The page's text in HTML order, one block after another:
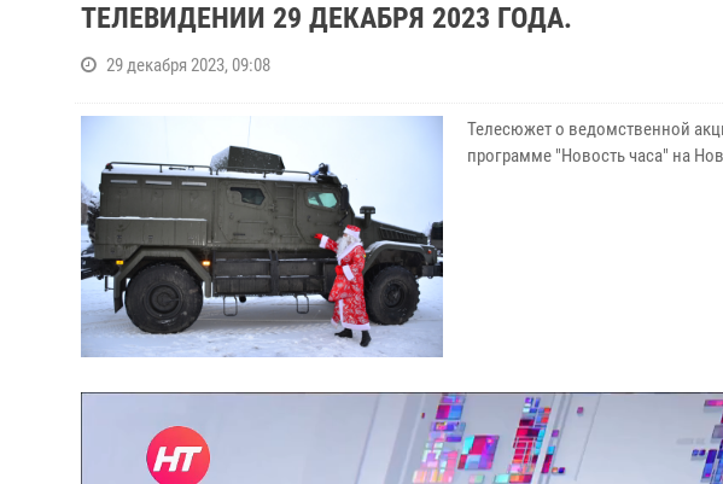
ТЕЛЕВИДЕНИИ 29 ДЕКАБРЯ 2023 ГОДА.
29 декабря 2023, 09:08
Телесюжет о ведомственной
программе "Новость часа" на